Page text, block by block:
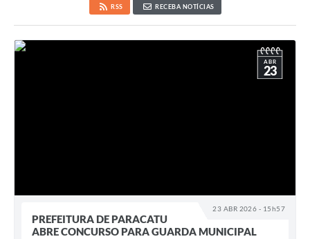
RSS RECEBA NOTÍCIAS
23 ABR 2026 - 15h57
ABR
23
PREFEITURA DE PARACATU
ABRE CONCURSO PARA GUARDA MUNICIPAL